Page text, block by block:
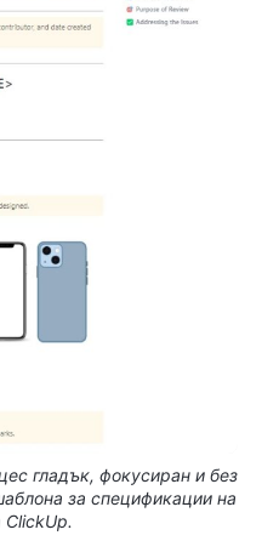
гладък, фокусиран и без
за спецификации на
ClickUp.